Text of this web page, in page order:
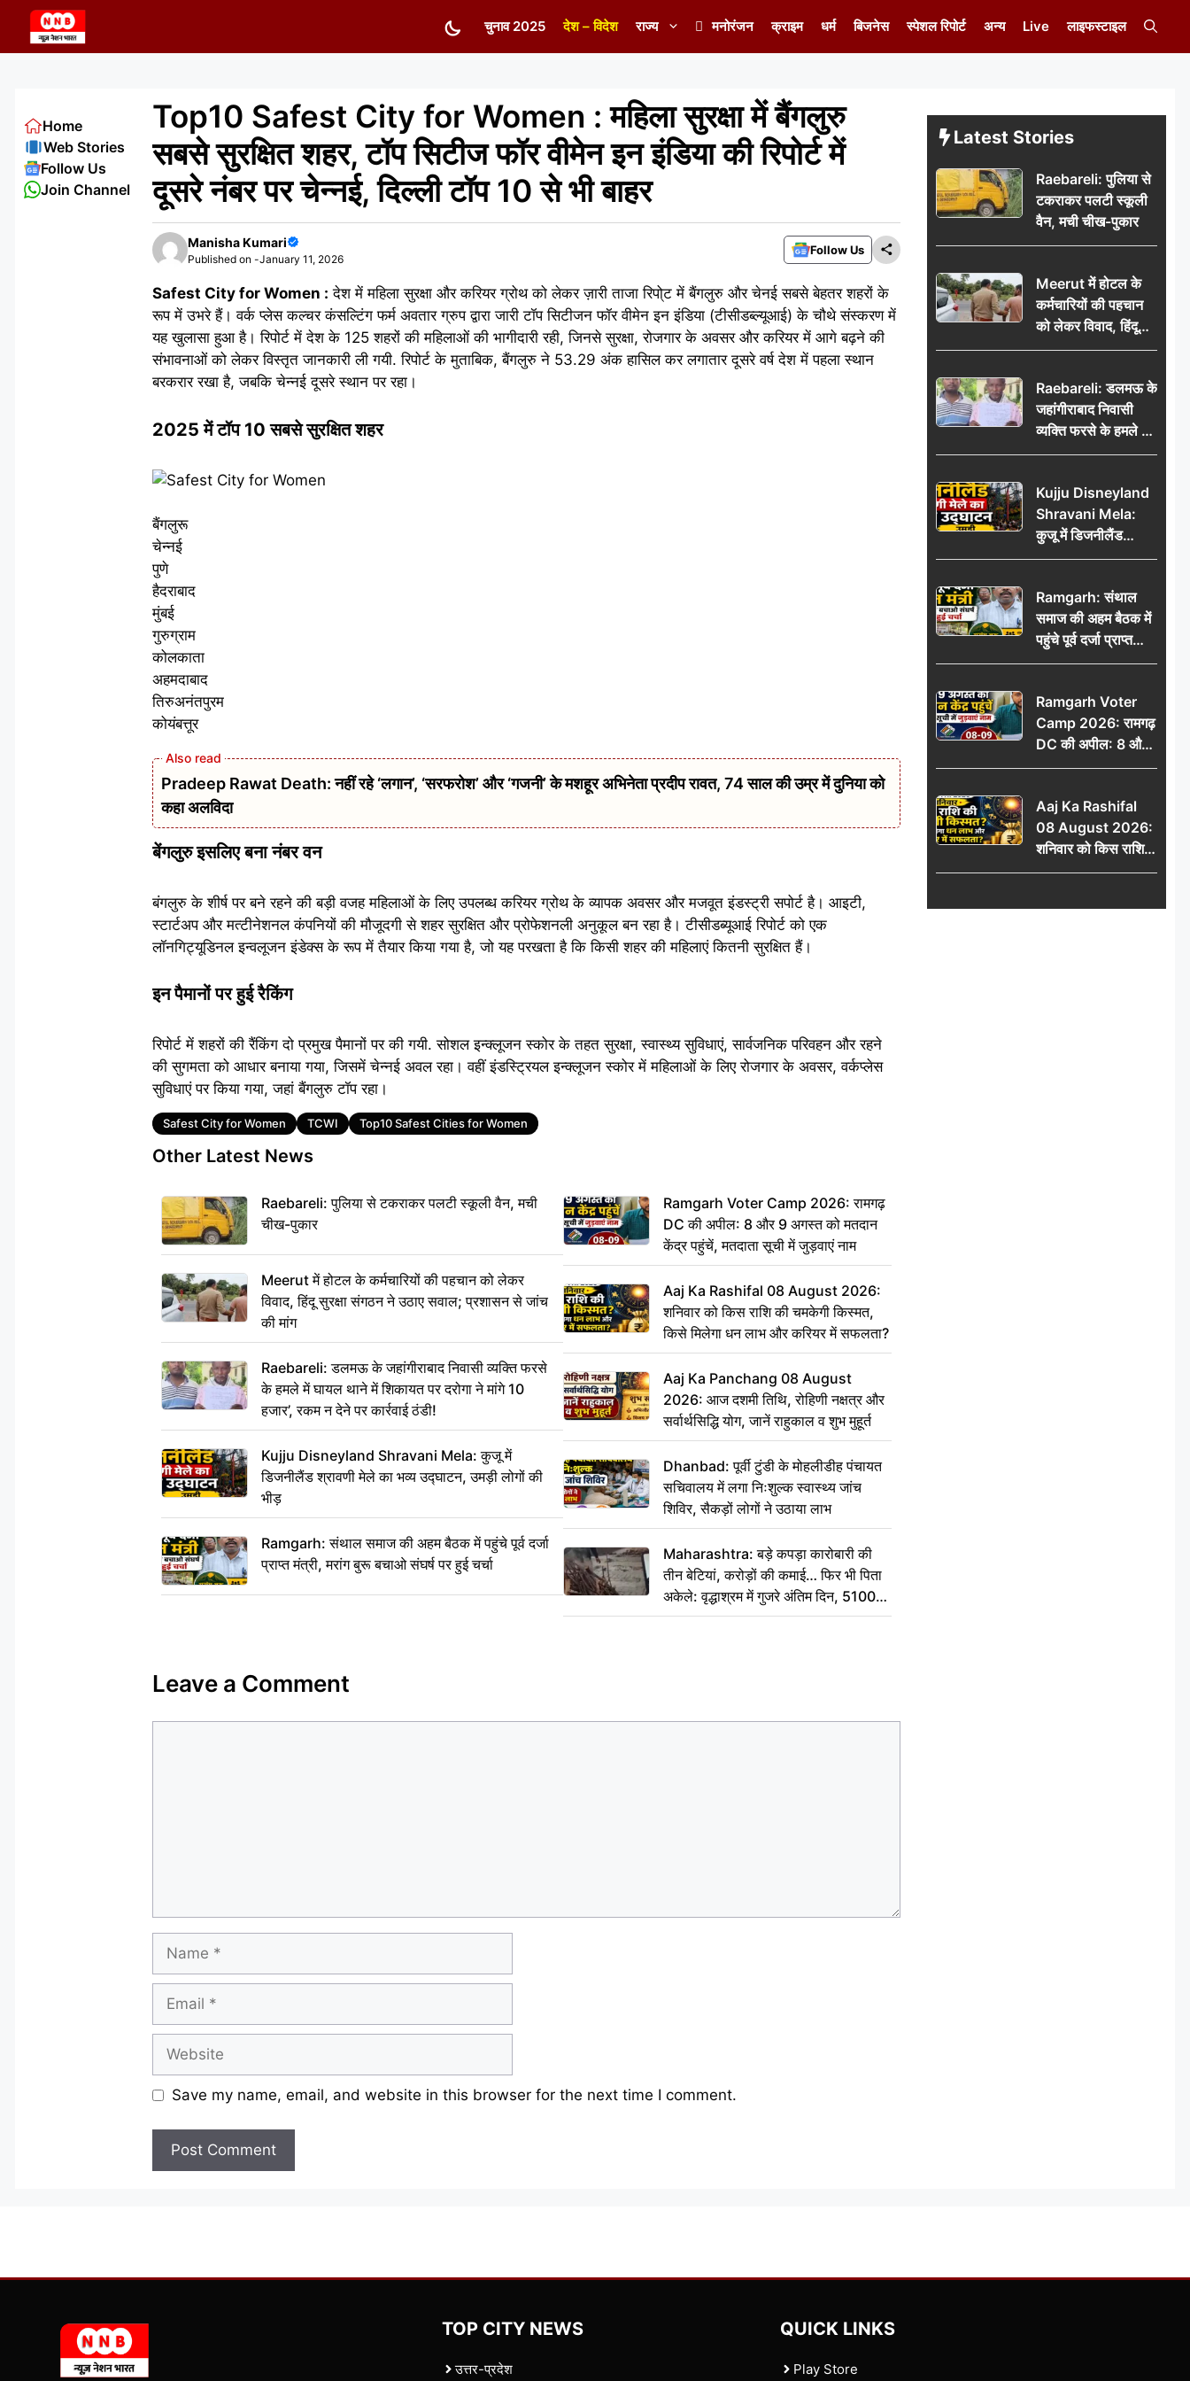
content
चुनाव 2025 देश – विदेश राज्य मनोरंजन क्राइम धर्म बिजनेस स्पेशल रिपोर्ट अन्य Live लाइफस्टाइल
Top10 Safest City for Women : महिला सुरक्षा में बैंगलुरु
सबसे सुरक्षित शहर, टॉप सिटीज फॉर वीमेन इन इंडिया की रिपोर्ट में
दूसरे नंबर पर चेन्नई, दिल्ली टॉप 10 से भी बाहर
Manisha Kumari
Published on -January 11, 2026
Follow Us
Safest City for Women : देश में महिला सुरक्षा और करियर ग्रोथ को लेकर ज़ारी ताजा रिपो्ट में बैंगलुरु और चेनई सबसे बेहतर शहरों के
रूप में उभरे हैं। वर्क प्लेस कल्चर कंसल्टिंग फर्म अवतार ग्रुप द्वारा जारी टॉप सिटीजन फॉर वीमेन इन इंडिया (टीसीडब्ल्यूआई) के चौथे संस्करण में
यह खुलासा हुआ है। रिपोर्ट में देश के 125 शहरों की महिलाओं की भागीदारी रही, जिनसे सुरक्षा, रोजगार के अवसर और करियर में आगे बढ़ने की
संभावनाओं को लेकर विस्तृत जानकारी ली गयी. रिपोर्ट के मुताबिक, बैंगलुरु ने 53.29 अंक हासिल कर लगातार दूसरे वर्ष देश में पहला स्थान
बरकरार रखा है, जबकि चेन्नई दूसरे स्थान पर रहा।
2025 में टॉप 10 सबसे सुरक्षित शहर
बैंगलुरू
चेन्नई
पुणे
हैदराबाद
मुंबई
गुरुग्राम
कोलकाता
अहमदाबाद
तिरुअनंतपुरम
कोयंबत्तूर
Pradeep Rawat Death: नहीं रहे ‘लगान’, ‘सरफरोश’ और ‘गजनी’ के मशहूर अभिनेता प्रदीप रावत, 74 साल की उम्र में दुनिया को
कहा अलविदा
बेंगलुरु इसलिए बना नंबर वन
बंगलुरु के शीर्ष पर बने रहने की बड़ी वजह महिलाओं के लिए उपलब्ध करियर ग्रोथ के व्यापक अवसर और मजवूत इंडस्ट्री सपोर्ट है। आइटी,
स्टार्टअप और मत्टीनेशनल कंपनियों की मौजूदगी से शहर सुरक्षित और प्रोफेशनली अनुकूल बन रहा है। टीसीडब्यूआई रिपोर्ट को एक
लॉनगिट्यूडिनल इन्वलूजन इंडेक्स के रूप में तैयार किया गया है, जो यह परखता है कि किसी शहर की महिलाएं कितनी सुरक्षित हैं।
इन पैमानों पर हुई रैकिंग
रिपोर्ट में शहरों की रैंकिंग दो प्रमुख पैमानों पर की गयी. सोशल इन्क्लूजन स्कोर के तहत सुरक्षा, स्वास्थ्य सुविधाएं, सार्वजनिक परिवहन और रहने
की सुगमता को आधार बनाया गया, जिसमें चेन्नई अवल रहा। वहीं इंडस्ट्रियल इन्क्लूजन स्कोर में महिलाओं के लिए रोजगार के अवसर, वर्कप्लेस
सुविधाएं पर किया गया, जहां बैंगलुरु टॉप रहा।
Tags
Safest City for Women TCWI Top10 Safest Cities for Women
Other Latest News
Raebareli: पुलिया से टकराकर पलटी स्कूली वैन, मची
चीख-पुकार
Meerut में होटल के कर्मचारियों की पहचान को लेकर
विवाद, हिंदू सुरक्षा संगठन ने उठाए सवाल; प्रशासन से जांच
की मांग
Raebareli: डलमऊ के जहांगीराबाद निवासी व्यक्ति फरसे
के हमले में घायल थाने में शिकायत पर दरोगा ने मांगे 10
हजार’, रकम न देने पर कार्रवाई ठंडी!
Kujju Disneyland Shravani Mela: कुजू में
डिजनीलैंड श्रावणी मेले का भव्य उद्घाटन, उमड़ी लोगों की
भीड़
Ramgarh: संथाल समाज की अहम बैठक में पहुंचे पूर्व दर्जा
प्राप्त मंत्री, मरांग बुरू बचाओ संघर्ष पर हुई चर्चा
Ramgarh Voter Camp 2026: रामगढ़
DC की अपील: 8 और 9 अगस्त को मतदान
केंद्र पहुंचें, मतदाता सूची में जुड़वाएं नाम
Aaj Ka Rashifal 08 August 2026:
शनिवार को किस राशि की चमकेगी किस्मत,
किसे मिलेगा धन लाभ और करियर में सफलता?
Aaj Ka Panchang 08 August
2026: आज दशमी तिथि, रोहिणी नक्षत्र और
सर्वार्थसिद्धि योग, जानें राहुकाल व शुभ मुहूर्त
Dhanbad: पूर्वी टुंडी के मोहलीडीह पंचायत
सचिवालय में लगा निःशुल्क स्वास्थ्य जांच
शिविर, सैकड़ों लोगों ने उठाया लाभ
Maharashtra: बड़े कपड़ा कारोबारी की
तीन बेटियां, करोड़ों की कमाई… फिर भी पिता
अकेले: वृद्धाश्रम में गुजरे अंतिम दिन, 5100
रुपये भेजकर कहा– अंतिम संस्कार कर दीजिए
Leave a Comment
Name
Email
Website
Save my name, email, and website in this browser for the next time I comment.
Home
Web Stories
Follow Us
Join Channel
Latest Stories
Raebareli: पुलिया से
टकराकर पलटी स्कूली
वैन, मची चीख-पुकार
Meerut में होटल के
कर्मचारियों की पहचान
को लेकर विवाद, हिंदू
सुरक्षा संगठन ने उठाए
की मांग
Raebareli: डलमऊ के
जहांगीराबाद निवासी
व्यक्ति फरसे के हमले में
घायल थाने में शिकायत
हजार’, रकम न देने पर
कार्रवाई ठंडी!
Kujju Disneyland
Shravani Mela:
कुजू में डिजनीलैंड
श्रावणी मेले का भव्य
की भीड़
Ramgarh: संथाल
समाज की अहम बैठक में
पहुंचे पूर्व दर्जा प्राप्त
मंत्री, मरांग बुरू बचाओ
Ramgarh Voter
Camp 2026: रामगढ़
DC की अपील: 8 और
9 अगस्त को मतदान
में जुड़वाएं नाम
Aaj Ka Rashifal
08 August 2026:
शनिवार को किस राशि
की चमकेगी किस्मत,
और करियर में सफलता?
TOP CITY NEWS
उत्तर-प्रदेश
QUICK LINKS
Play Store